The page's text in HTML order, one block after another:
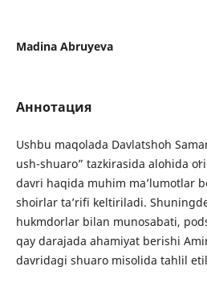
Madina Abruyeva
Аннотация
Ushbu maqolada Davlatshoh
ush-shuaro” tazkirasida alohida
davri haqida muhim maʼlumotlar
shoirlar taʼrifi keltiriladi.
hukmdorlar bilan munosabati,
qay darajada ahamiyat berishi
davridagi shuaro misolida tahlil